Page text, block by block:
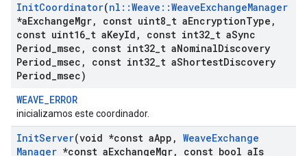
InitCoordinator(nl ::Weave ::WeaveExchangeManager
*aExchangeMgr, const uint8 t aEncryptionType ,
const uint16 t aKeyId , const int32 t aSync
Period msec , const int32 t aNominalDiscovery
Period msec , const int32 t aShortestDiscovery
Period msec)
WEAVE_ERROR
inicializamos este coordinador.
InitServer(void *const aApp , WeaveExchange
Manager *const aExchangeMgr, const bool aIs